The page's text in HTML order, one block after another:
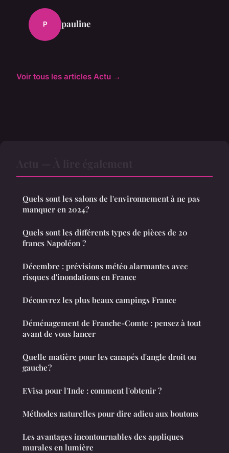
P pauline
Voir tous les articles Actu →
Quels sont les salons de l'environnement à ne pas
manquer en 2024?
Quels sont les différents types de pièces de 20
francs Napoléon ?
Décembre : prévisions météo alarmantes avec
risques d'inondations en France
Découvrez les plus beaux campings France
Déménagement de Franche-Comte : pensez à tout
avant de vous lancer
Quelle matière pour les canapés d'angle droit ou
gauche ?
EVisa pour l'Inde : comment l'obtenir ?
Méthodes naturelles pour dire adieu aux boutons
Les avantages incontournables des appliques
murales en lumière